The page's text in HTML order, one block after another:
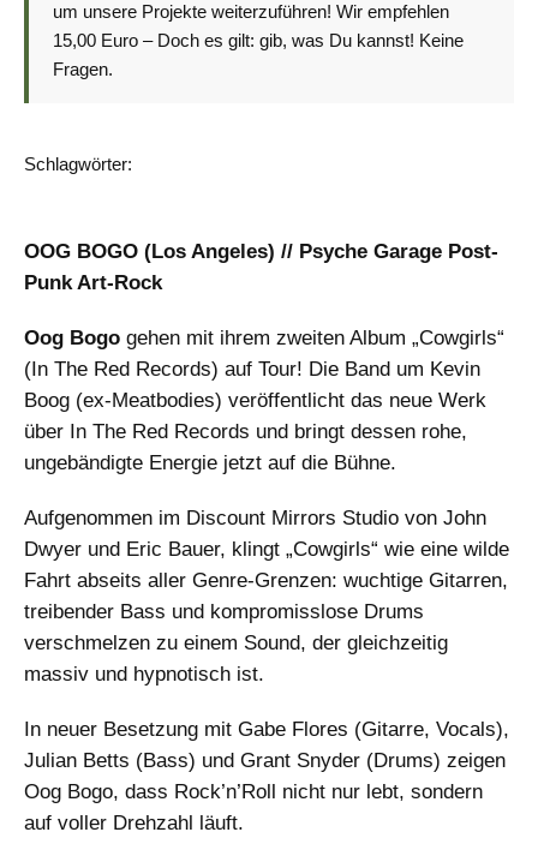
um unsere Projekte weiterzuführen! Wir empfehlen
15,00 Euro – Doch es gilt: gib, was Du kannst! Keine
Fragen.
Schlagwörter:
OOG BOGO (Los Angeles) // Psyche Garage Post-
Punk Art-Rock
Oog Bogo gehen mit ihrem zweiten Album „Cowgirls“
(In The Red Records) auf Tour! Die Band um Kevin
Boog (ex-Meatbodies) veröffentlicht das neue Werk
über In The Red Records und bringt dessen rohe,
ungebändigte Energie jetzt auf die Bühne.
Aufgenommen im Discount Mirrors Studio von John
Dwyer und Eric Bauer, klingt „Cowgirls“ wie eine wilde
Fahrt abseits aller Genre-Grenzen: wuchtige Gitarren,
treibender Bass und kompromisslose Drums
verschmelzen zu einem Sound, der gleichzeitig
massiv und hypnotisch ist.
In neuer Besetzung mit Gabe Flores (Gitarre, Vocals),
Julian Betts (Bass) und Grant Snyder (Drums) zeigen
Oog Bogo, dass Rock’n’Roll nicht nur lebt, sondern
auf voller Drehzahl läuft.